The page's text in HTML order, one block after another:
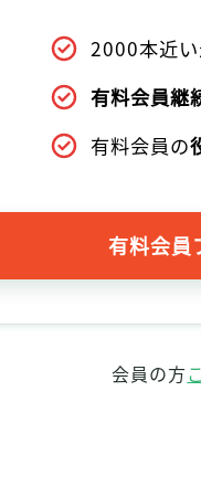
2000本近
有料会員継
有料会員の
有料会員
会員の方